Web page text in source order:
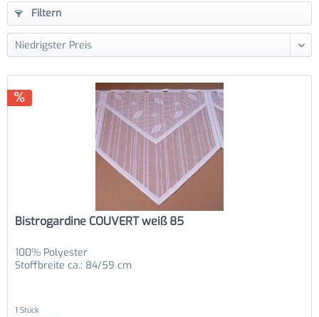
Filtern
Bistrogardine COUVERT weiß 85
100% Polyester
Stoffbreite ca.: 84/59 cm
1 Stück